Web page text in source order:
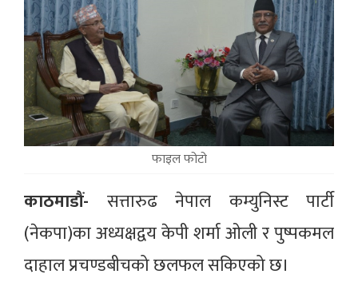
फाइल फोटो
काठमाडौं- सत्तारुढ नेपाल कम्युनिस्ट पार्टी
(नेकपा)का अध्यक्षद्वय केपी शर्मा ओली र पुष्पकमल
दाहाल प्रचण्डबीचको छलफल सकिएको छ।